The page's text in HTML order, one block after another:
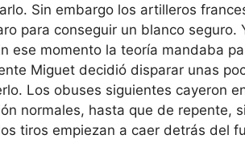
Sin embargo los artilleros
para conseguir un blanco seguro.
ese momento la teoría mandaba
Miguet decidió disparar unas
Los obuses siguientes cayeron
normales, hasta que de repente,
tiros empiezan a caer detrás del